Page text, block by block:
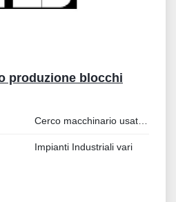
produzione blocchi
Cerco macchinario usato per la produzione di blocchi in cemento
Impianti Industriali vari